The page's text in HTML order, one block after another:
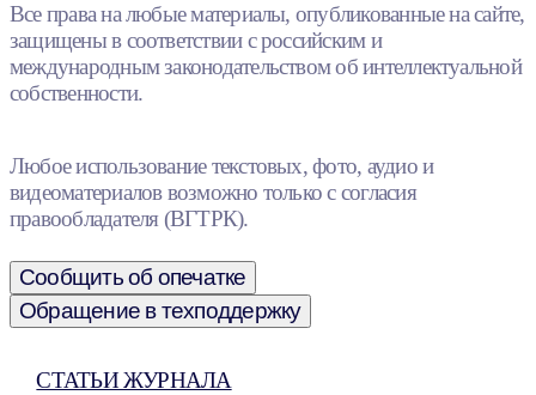
Все права на любые материалы, опубликованные на сайте,
защищены в соответствии с российским и
международным законодательством об интеллектуальной
собственности.
Любое использование текстовых, фото, аудио и
видеоматериалов возможно только с согласия
правообладателя (ВГТРК).
Сообщить об опечатке
Обращение в техподдержку
СТАТЬИ ЖУРНАЛА